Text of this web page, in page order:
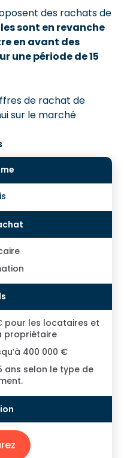
des rachats de
sont en revanche
en avant des
une période de 15
de rachat de
sur le marché
pour les locataires et
propriétaire
400 000 €
ans selon le type de